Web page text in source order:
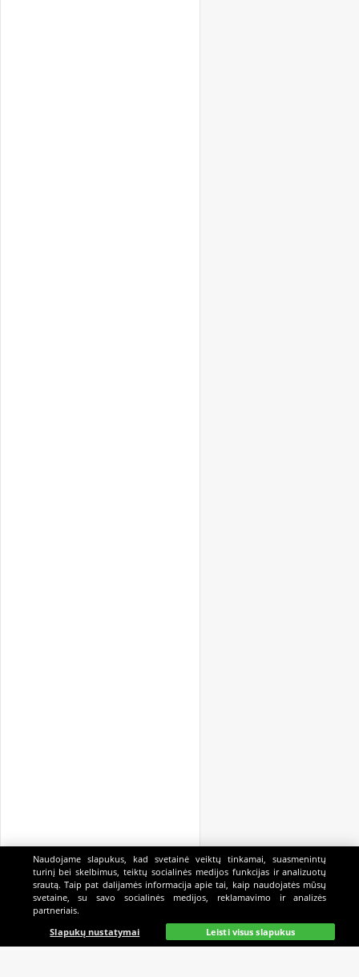
Pagrindinis Gyvai Paieška Mano Kazino
Naudojame slapukus, kad svetainė veiktų tinkamai, suasmenintų
turinį bei skelbimus, teiktų socialinės medijos funkcijas ir analizuotų
srautą. Taip pat dalijamės informacija apie tai, kaip naudojatės mūsų
svetaine, su savo socialinės medijos, reklamavimo ir analizės
partneriais.
Slapukų nustatymai
Leisti visus slapukus